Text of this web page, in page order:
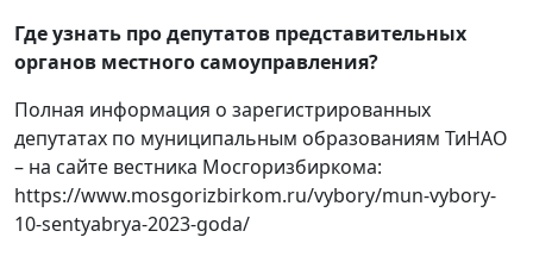
Где узнать про депутатов представительных
органов местного самоуправления?
Полная информация о зарегистрированных
депутатах по муниципальным образованиям ТиНАО
– на сайте вестника Мосгоризбиркома:
https://www.mosgorizbirkom.ru/vybory/mun-vybory-
10-sentyabrya-2023-goda/